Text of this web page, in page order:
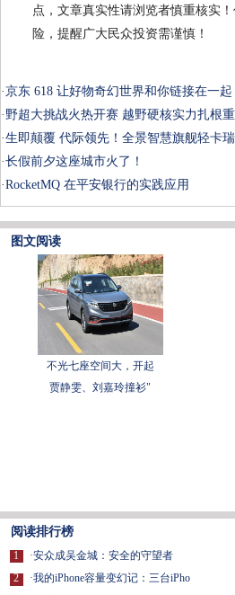
点，文章真实性请浏览者慎重核实
险，提醒广大民众投资需谨慎！
·京东 618 让好物奇幻世界和你链接在一起
·野超大挑战火热开赛 越野硬核实力扎根
·生即颠覆 代际领先！全景智慧旗舰轻卡
·长假前夕这座城市火了！
·RocketMQ 在平安银行的实践应用
图文阅读
不光七座空间大，开起
贾静雯、刘嘉玲撞衫"
阅读排行榜
1
2
·安众成吴金城：安全的守望者
·我的iPhone容量变幻记：三台iPho